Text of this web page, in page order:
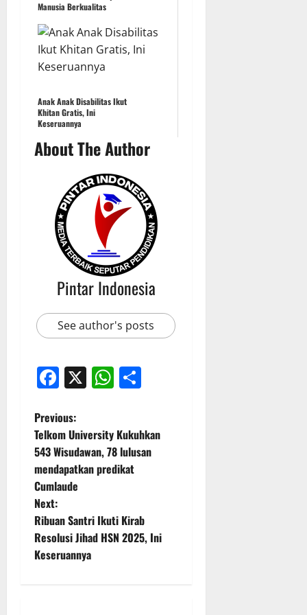
Manusia Berkualitas
Anak Anak Disabilitas Ikut
Khitan Gratis, Ini
Keseruannya
About The Author
Pintar Indonesia
See author's posts
Facebook
X WhatsApp
P
o
s
t
n
a
Previous:
Telkom University Kukuhkan
543 Wisudawan, 78 lulusan
mendapatkan predikat
Cumlaude
Next:
Ribuan Santri Ikuti Kirab
Resolusi Jihad HSN 2025, Ini
Keseruannya